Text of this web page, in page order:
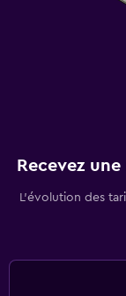
Recevez
L’évolution des